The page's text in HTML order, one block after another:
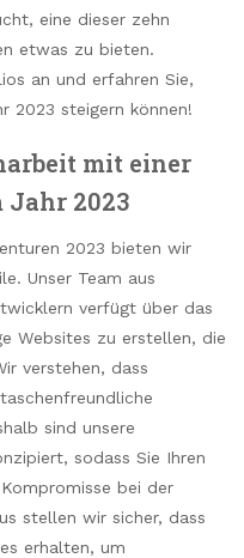
eine dieser zehn
etwas zu bieten.
an und erfahren Sie,
2023 steigern können!
mit einer
Jahr 2023
2023 bieten wir
Unser Team aus
verfügt über das
Websites zu erstellen, die
verstehen, dass
sind unsere
sodass Sie Ihren
bei der
stellen wir sicher, dass
erhalten, um